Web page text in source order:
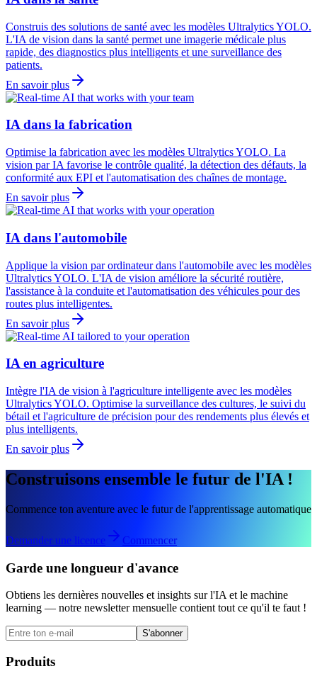
Construis des solutions de santé avec les modèles Ultralytics YOLO.
L'IA de vision dans la santé permet une imagerie médicale plus
rapide, des diagnostics plus intelligents et une surveillance des
patients.
En savoir plus
IA dans la fabrication
Optimise la fabrication avec les modèles Ultralytics YOLO. La
vision par IA favorise le contrôle qualité, la détection des défauts, la
conformité aux EPI et l'automatisation des chaînes de montage.
En savoir plus
IA dans l'automobile
Applique la vision par ordinateur dans l'automobile avec les modèles
Ultralytics YOLO. L'IA de vision améliore la sécurité routière,
l'assistance à la conduite et l'automatisation des véhicules pour des
routes plus intelligentes.
En savoir plus
IA en agriculture
Intègre l'IA de vision à l'agriculture intelligente avec les modèles
Ultralytics YOLO. Optimise la surveillance des cultures, le suivi du
bétail et l'agriculture de précision pour des rendements plus élevés et
plus intelligents.
En savoir plus
Construisons ensemble le futur de l'IA !
Commence ton aventure avec le futur de l'apprentissage automatique
Demander une licence Commencer
Garde une longueur d'avance
Obtiens les dernières nouvelles et insights sur l'IA et le machine
learning — notre newsletter mensuelle contient tout ce qu'il te faut !
S'abonner
Produits